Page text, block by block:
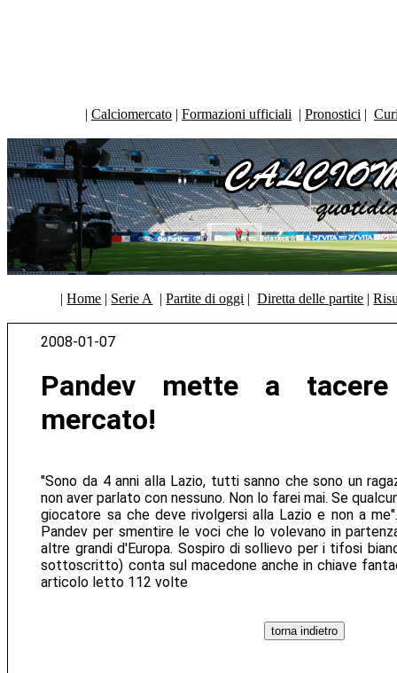
| Calciomercato | Formazioni ufficiali | Pronostici |
|Home | Serie A |Partite di oggi |Diretta delle partite |
2008-01-07
Pandev mette a
mercato!
"Sono da 4 anni alla Lazio, tutti sanno che sono un
non aver parlato con nessuno. Non lo farei mai. Se
giocatore sa che deve rivolgersi alla Lazio e non a
Pandev per smentire le voci che lo volevano in
altre grandi d'Europa. Sospiro di sollievo per i tifosi
sottoscritto) conta sul macedone anche in chiave
articolo letto 112 volte